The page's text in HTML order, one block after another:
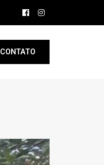
CONTATO